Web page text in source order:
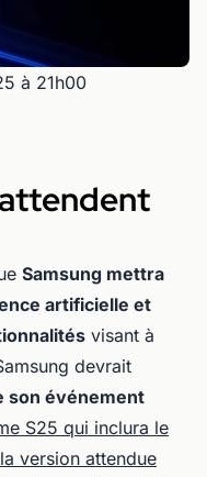
à 21h00
Samsung mettra
artificielle et
visant à
devrait
son événement
S25 qui inclura le
version attendue